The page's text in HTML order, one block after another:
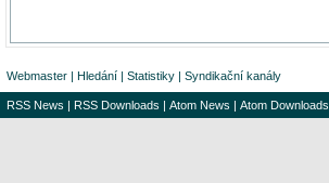
Webmaster | Hledání | Statistiky | Syndikační kanály
RSS News | RSS Downloads | Atom News | Atom Downloads